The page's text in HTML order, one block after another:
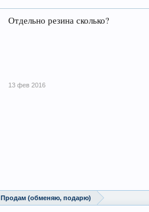
Отдельно резина сколько?
13 фев 2016
Продам (обменяю, подарю)